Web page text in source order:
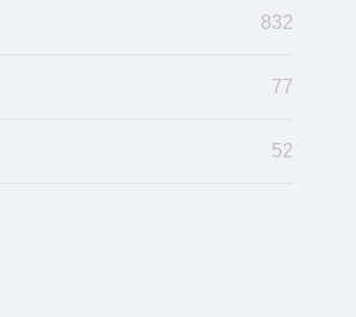
832
77
52